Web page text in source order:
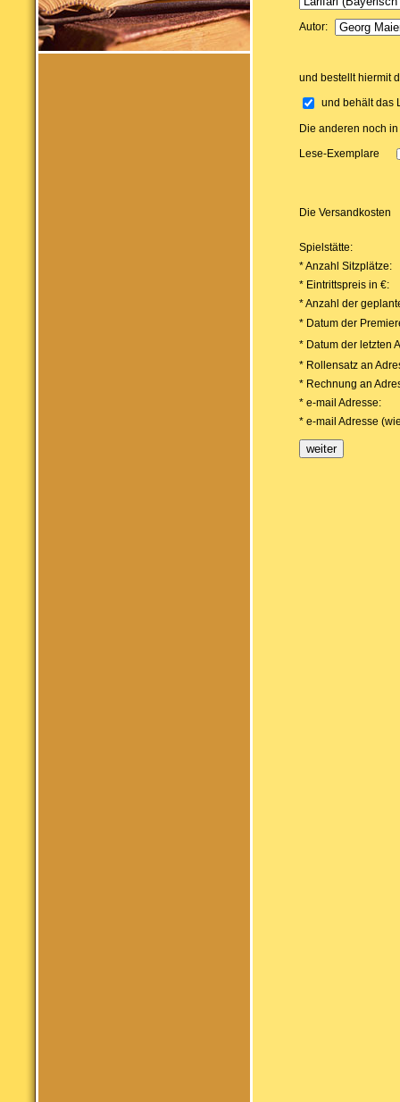
Autor:
und bestellt hiermit
und behält das
Die anderen noch
Lese-Exemplare
Die Versandkosten
Spielstätte:
* Anzahl Sitzplätze:
* Eintrittspreis in €:
* Anzahl der
* Datum der
* Datum der letzten
* Rollensatz an
* Rechnung an
* e-mail Adresse:
* e-mail Adresse